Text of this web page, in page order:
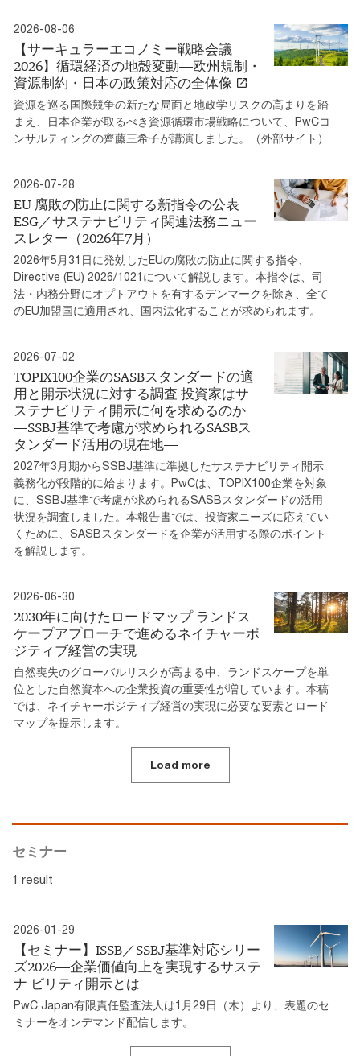
2026-08-06
【サーキュラーエコノミー戦略会議
2026】循環経済の地殻変動―欧州規制・
資源制約・日本の政策対応の全体像
資源を巡る国際競争の新たな局面と地政学リスクの高まりを踏
まえ、日本企業が取るべき資源循環市場戦略について、PwCコ
ンサルティングの齊藤三希子が講演しました。（外部サイト）
2026-07-28
EU 腐敗の防止に関する新指令の公表
ESG／サステナビリティ関連法務ニュー
スレター（2026年7月）
2026年5月31日に発効したEUの腐敗の防止に関する指令、
Directive (EU) 2026/1021について解説します。本指令は、司
法・内務分野にオプトアウトを有するデンマークを除き、全て
のEU加盟国に適用され、国内法化することが求められます。
2026-07-02
TOPIX100企業のSASBスタンダードの適
用と開示状況に対する調査 投資家はサ
ステナビリティ開示に何を求めるのか
―SSBJ基準で考慮が求められるSASBス
タンダード活用の現在地―
2027年3月期からSSBJ基準に準拠したサステナビリティ開示
義務化が段階的に始まります。PwCは、TOPIX100企業を対象
に、SSBJ基準で考慮が求められるSASBスタンダードの活用
状況を調査しました。本報告書では、投資家ニーズに応えてい
くために、SASBスタンダードを企業が活用する際のポイント
を解説します。
2026-06-30
2030年に向けたロードマップ ランドス
ケープアプローチで進めるネイチャーポ
ジティブ経営の実現
自然喪失のグローバルリスクが高まる中、ランドスケープを単
位とした自然資本への企業投資の重要性が増しています。本稿
では、ネイチャーポジティブ経営の実現に必要な要素とロード
マップを提示します。
Load more
セミナー
1 result
2026-01-29
【セミナー】ISSB／SSBJ基準対応シリー
ズ2026―企業価値向上を実現するサステ
ナ ビリティ開示とは
PwC Japan有限責任監査法人は1月29日（木）より、表題のセ
ミナーをオンデマンド配信します。